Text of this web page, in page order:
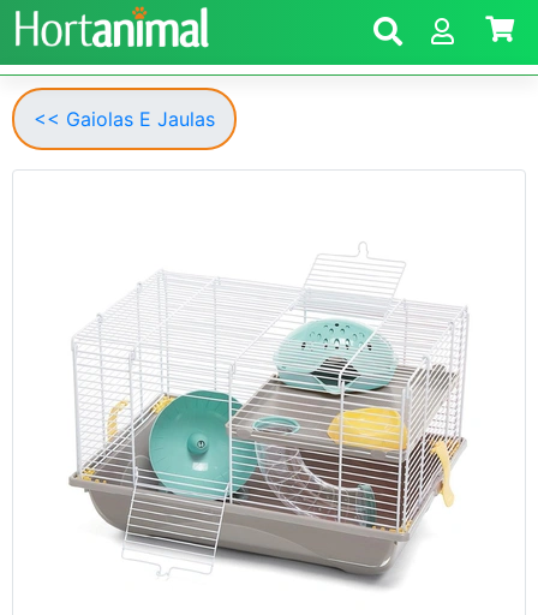
<< Gaiolas E Jaulas